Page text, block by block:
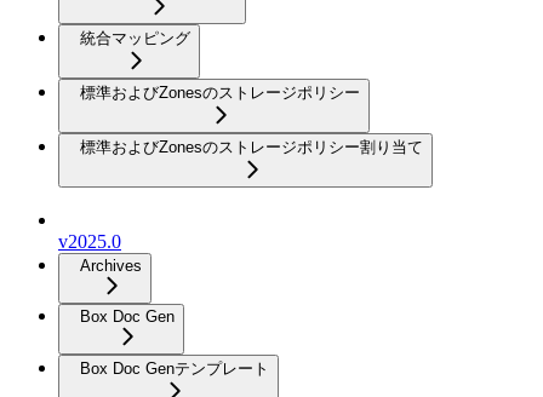
統合マッピング
標準およびZonesのストレージポリシー
標準およびZonesのストレージポリシー割り当て
v2025.0
Archives
Box Doc Gen
Box Doc Genテンプレート